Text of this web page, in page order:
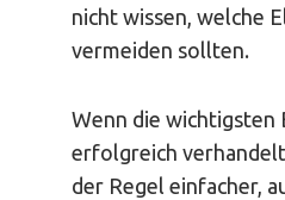
nicht wissen, welche
vermeiden sollten.
Wenn die wichtigsten
erfolgreich
der Regel einfacher,